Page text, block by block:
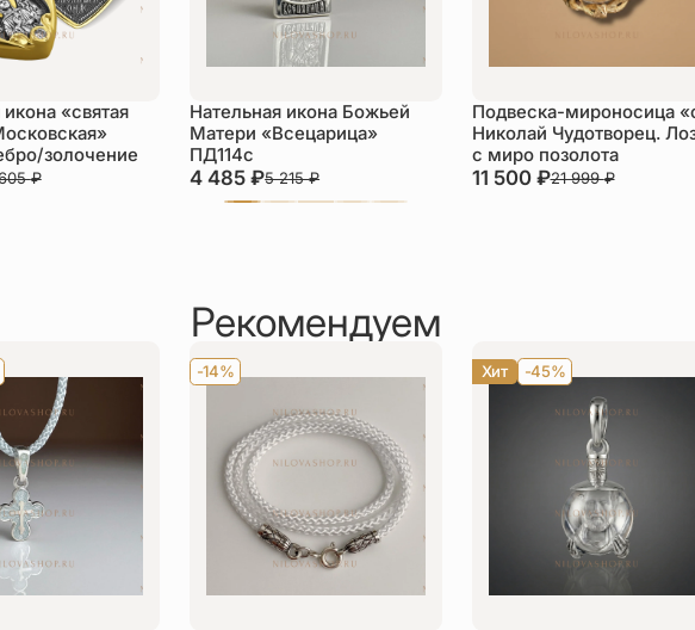
«святая
золочение
₽
Нательная икона Божьей
Матери «Всецарица»
ПД114с
4 485₽5 215₽
Подвеска-мироносица
Николай Чудотворец.
с миро позолота
11 500 ₽21 999₽
Рекомендуем
-14% Хит -45%